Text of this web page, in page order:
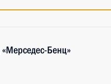
Бенц»